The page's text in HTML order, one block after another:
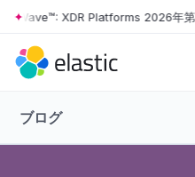
Skip to main content
XDR Platforms 2026年第2
ブログ